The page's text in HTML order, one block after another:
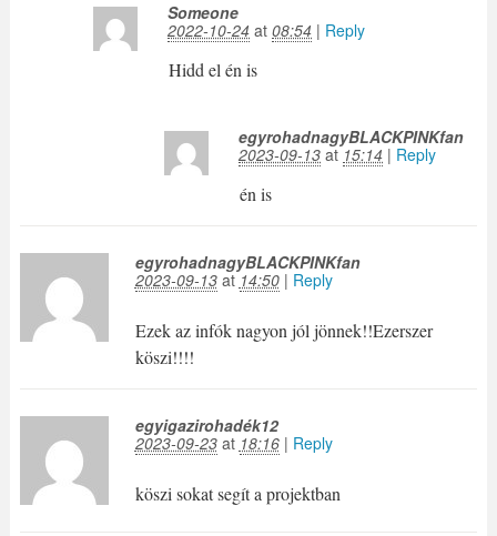
Someone
2022-10-24 at08:54 | Reply
Hidd el én is
egyrohadnagyBLACKPINKfan
2023-09-13 at 15:14 | Reply
én is
egyrohadnagyBLACKPINKfan
2023-09-13at 14:50| Reply
Ezek az infók nagyon jól jönnek!!Ezerszer
köszi!!!!
egyigazirohadék12
2023-09-23at 18:16| Reply
köszi sokat segít a projektban